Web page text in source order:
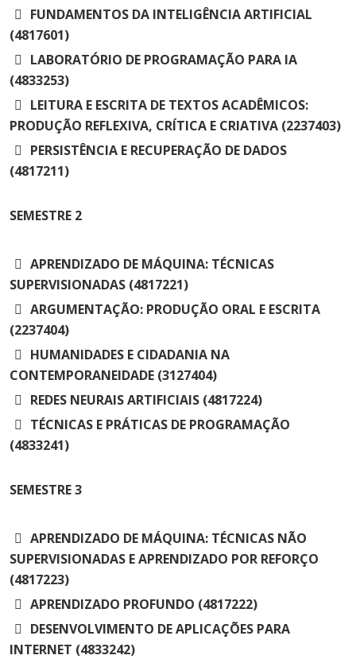
Médicas
Conosco
Gustavo Adolfo
FUNDAMENTOS DA INTELIGÊNCIA ARTIFICIAL
(4817601)
LABORATÓRIO DE PROGRAMAÇÃO PARA IA
(4833253)
LEITURA E ESCRITA DE TEXTOS ACADÊMICOS:
PRODUÇÃO REFLEXIVA, CRÍTICA E CRIATIVA (2237403)
PERSISTÊNCIA E RECUPERAÇÃO DE DADOS
(4817211)
SEMESTRE 2
APRENDIZADO DE MÁQUINA: TÉCNICAS
SUPERVISIONADAS (4817221)
ARGUMENTAÇÃO: PRODUÇÃO ORAL E ESCRITA
(2237404)
HUMANIDADES E CIDADANIA NA
CONTEMPORANEIDADE (3127404)
REDES NEURAIS ARTIFICIAIS (4817224)
TÉCNICAS E PRÁTICAS DE PROGRAMAÇÃO
(4833241)
SEMESTRE3
APRENDIZADO DE MÁQUINA: TÉCNICAS NÃO
SUPERVISIONADAS E APRENDIZADO POR REFORÇO
(4817223)
APRENDIZADO PROFUNDO (4817222)
DESENVOLVIMENTO DE APLICAÇÕES PARA
INTERNET (4833242)